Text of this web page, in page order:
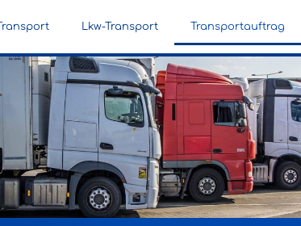
Lkw-Transport Transportauftrag